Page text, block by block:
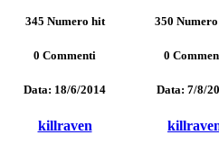
345 Numero hit
0 Commenti
Data: 18/6/2014
killraven
350
0
Data: 7/8/